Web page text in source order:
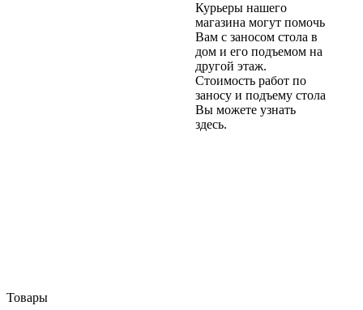
Курьеры нашего
магазина могут помочь
Вам с заносом стола в
дом и его подъемом на
другой этаж.
Стоимость работ по
заносу и подъему стола
Вы можете узнать
здесь.
Товары